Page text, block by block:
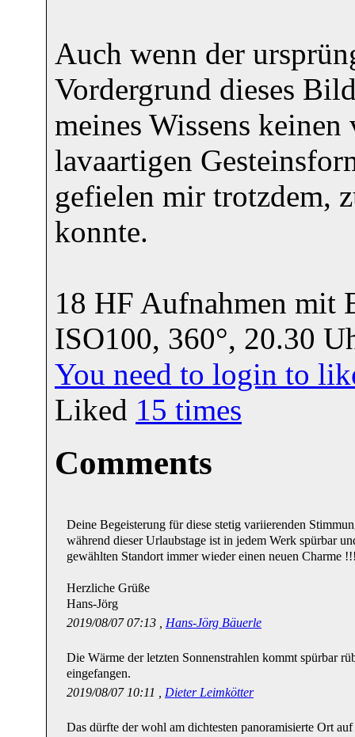
Auch wenn der
Vordergrund dieses
meines Wissens
lavaartigen
gefielen mir trotzdem,
konnte.
18 HF Aufnahmen mit
ISO100, 360°, 20.30
You need to login to
Liked 15 times
Comments
Deine Begeisterung für diese stetig variierenden
während dieser Urlaubstage ist in jedem Werk spürbar
gewählten Standort immer wieder einen neuen Charme
Herzliche Grüße
Hans-Jörg
2019/08/07 07:13 , Hans-Jörg Bäuerle
Die Wärme der letzten Sonnenstrahlen kommt spürbar
eingefangen.
2019/08/07 10:11 , Dieter Leimkötter
Das dürfte der wohl am dichtesten panoramisierte Ort